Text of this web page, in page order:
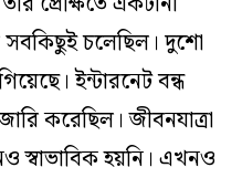
সবকিছুই চলেছিল। দুশো
ইন্টারনেট বন্ধ
করেছিল। জীবনযাত্রা
স্বাভাবিক হয়নি। এখনও